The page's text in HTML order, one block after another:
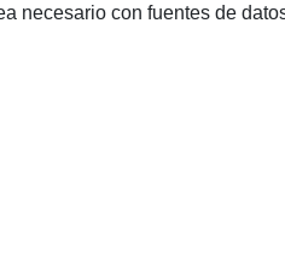
necesario con fuentes de